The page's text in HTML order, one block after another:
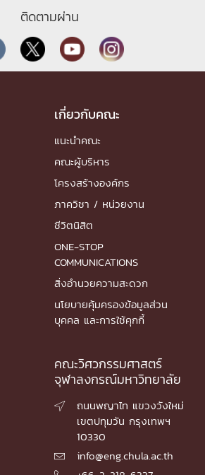
ติดตามผ่าน
เกี่ยวกับคณะ
แนะนำคณะ
คณะผู้บริหาร
โครงสร้างองค์กร
ภาควิชา / หน่วยงาน
ชีวิตนิสิต
ONE-STOP
COMMUNICATIONS
สิ่งอำนวยความสะดวก
นโยบายคุ้มครองข้อมูลส่วน
บุคคล และการใช้คุกกี้
คณะวิศวกรรมศาสตร์
จุฬาลงกรณ์มหาวิทยาลัย

ถนนพญาไท แขวงวังใหม่
เขตปทุมวัน กรุงเทพฯ
10330
 info@eng.chula.ac.th